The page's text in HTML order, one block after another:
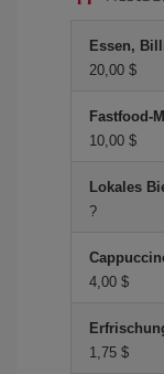
Essen,
20,00 $
Fastfood-
10,00 $
Lokales
?
4,00 $
1,75 $